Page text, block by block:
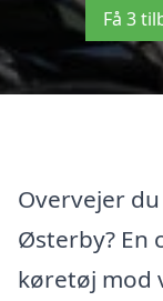
Få 3
Overvejer
Østerby? En
køretøj mod